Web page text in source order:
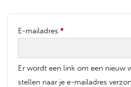
E-mailadres *
Er wordt een link om een nieuw
stellen naar je e-mailadres